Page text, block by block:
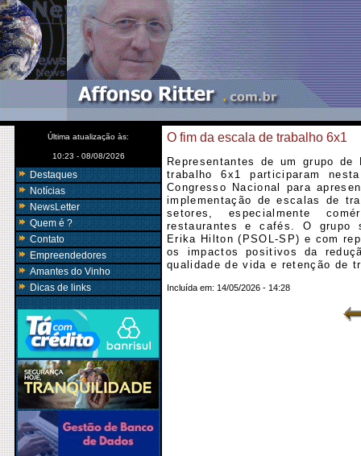
Última atualização às:
10:23 - 08/08/2026
Destaques
Notícias
NewsLetter
Quem é ?
Contato
Empreendedores
Amantes do Vinho
Dicas de links
O fim da escala de trabalho 6x1
Representantes de um grupo
trabalho 6x1 participaram
Congresso Nacional para
implementação de escalas de
setores, especialmente
restaurantes e cafés. O grupo
Erika Hilton (PSOL-SP) e com
os impactos positivos da
qualidade de vida e retenção de
Incluída em: 14/05/2026 - 14:28